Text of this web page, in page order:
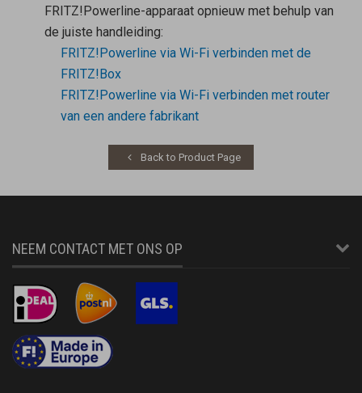
FRITZ!Powerline-apparaat opnieuw met behulp van
de juiste handleiding:
FRITZ!Powerline via Wi-Fi verbinden met de
FRITZ!Box
FRITZ!Powerline via Wi-Fi verbinden met router
van een andere fabrikant
Back to Product Page
NEEM CONTACT MET ONS OP